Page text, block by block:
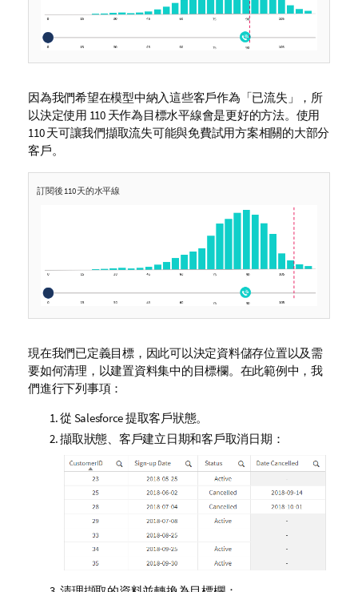
因為我們希望在模型中納入這些客戶作為「已流失」，所
以決定使用 110 天作為目標水平線會是更好的方法。使用
110 天可讓我們擷取流失可能與免費試用方案相關的大部分
客戶。
訂閱後 110 天的水平線
現在我們已定義目標，因此可以決定資料儲存位置以及需
要如何清理，以建置資料集中的目標欄。在此範例中，我
們進行下列事項：
從 Salesforce 提取客戶狀態。
擷取狀態、客戶建立日期和客戶取消日期：